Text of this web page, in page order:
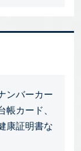
ンバーカー
帳カード、
康証明書な